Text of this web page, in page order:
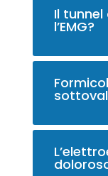
Il
l’EMG?